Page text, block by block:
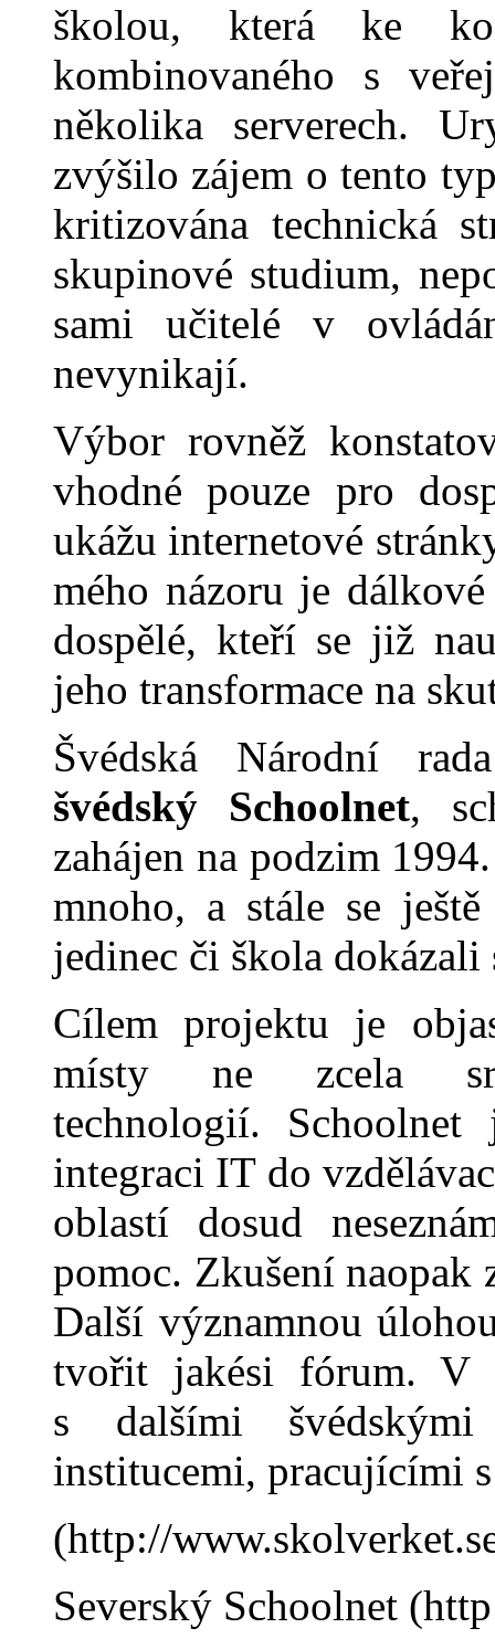
školou, která ke
kombinovaného s
několika serverech.
zvýšilo zájem o tento
kritizována technická
skupinové studium,
sami učitelé v
nevynikají.
Výbor rovněž
vhodné pouze pro
ukážu internetové
mého názoru je dál
dospělé, kteří se již
jeho transformace na
Švédská Národní
švédský Schoolnet,
zahájen na podzim
mnoho, a stále se
jedinec či škola
Cílem projektu je
místy ne zcela
technologií.
integraci IT do
oblastí dosud
pomoc. Zkušení naopak
Další významnou
tvořit jakési fórum. V
s dalšími
institucemi, pracujícími
(http://
Severský Schoolnet